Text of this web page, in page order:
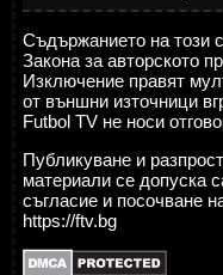
Съдържанието на този
Закона за авторското
Изключение правят
от външни източници
Futbol TV не носи
Публикуване и
материали се допуска
съгласие и посочване
https://ftv.bg